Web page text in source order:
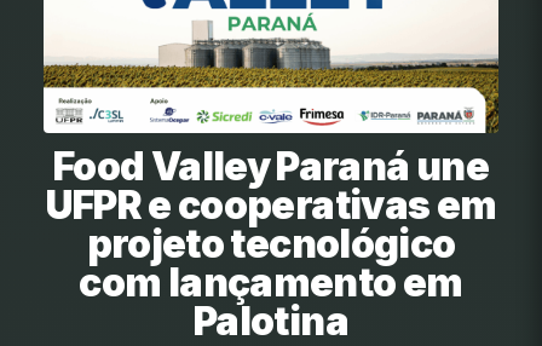
Food Valley Paraná une
UFPR e cooperativas em
projeto tecnológico
com lançamento em
Palotina